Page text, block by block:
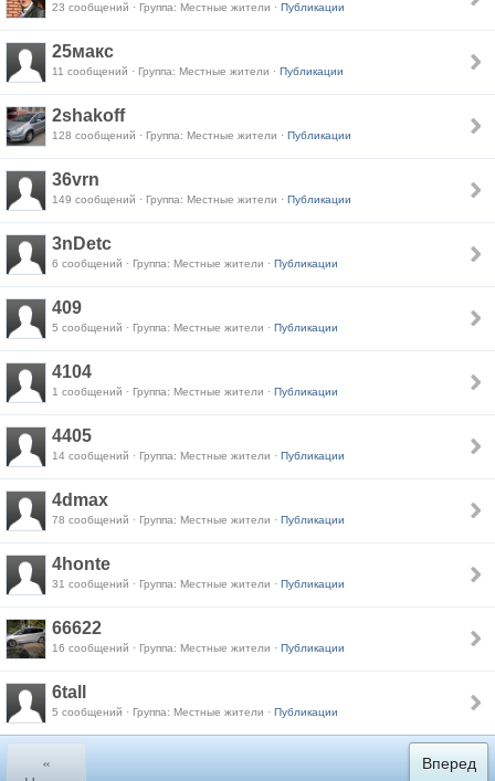
23 сообщений · Группа: Местные жители · Публикации
25макс
11 сообщений · Группа: Местные жители · Публикации
2shakoff
128 сообщений · Группа: Местные жители · Публикации
36vrn
149 сообщений · Группа: Местные жители · Публикации
3nDetc
6 сообщений · Группа: Местные жители · Публикации
409
5 сообщений · Группа: Местные жители · Публикации
4104
1 сообщений · Группа: Местные жители · Публикации
4405
14 сообщений · Группа: Местные жители · Публикации
4dmax
78 сообщений · Группа: Местные жители · Публикации
4honte
31 сообщений · Группа: Местные жители · Публикации
66622
16 сообщений · Группа: Местные жители · Публикации
6tall
5 сообщений · Группа: Местные жители · Публикации
«
Вперед